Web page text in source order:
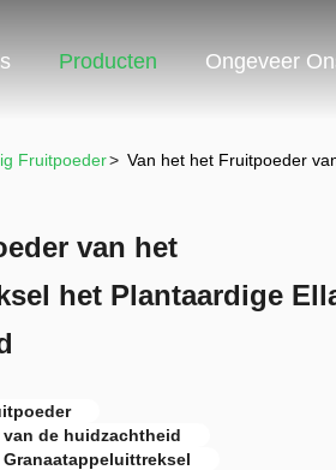
Producten Ongeveer
Fruitpoeder> Van het het Fruitpoeder
van het
het Plantaardige
de huidzachtheid